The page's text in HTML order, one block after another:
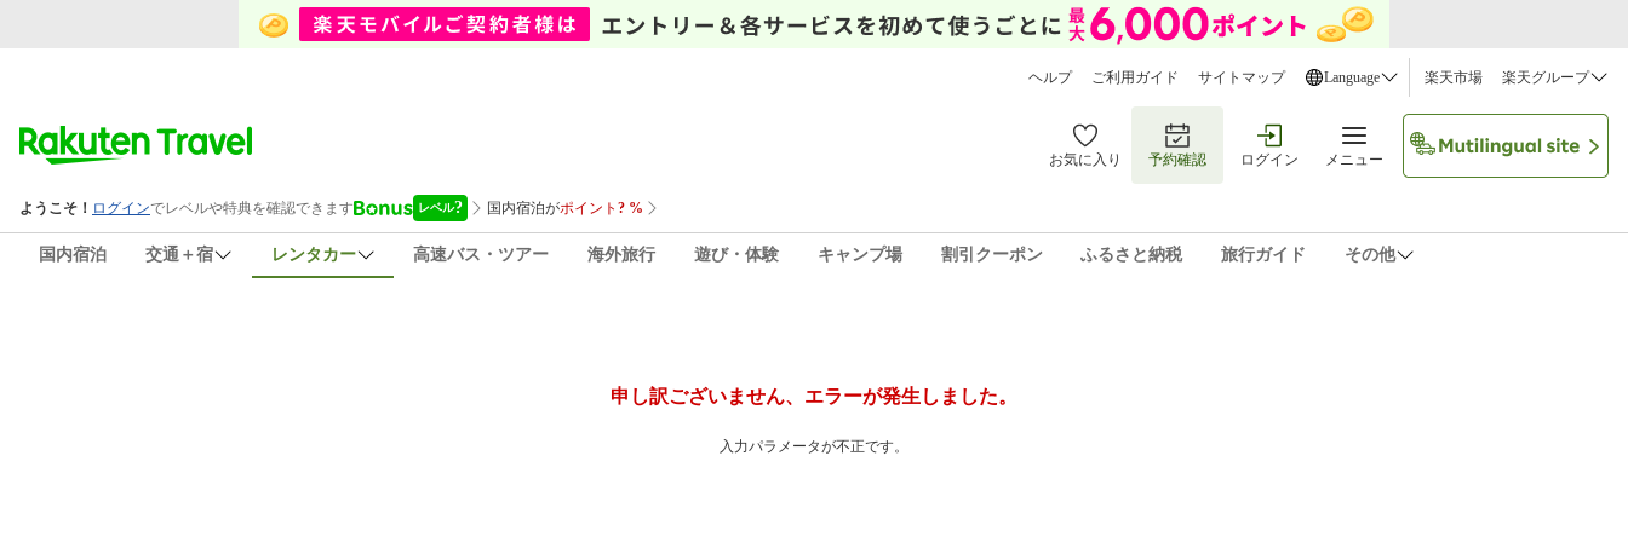
ヘルプ ご利用ガイド サイトマップ Language 楽天市場 楽天グループ
お気に入り 予約確認 ログイン メニュー
国内宿泊 交通＋宿 レンタカー 高速バス・ツアー 海外旅行 遊び・体験 キャンプ場 割引クーポン ふるさと納税 旅行ガイド その他
申し訳ございません、エラーが発生しました。
入力パラメータが不正です。